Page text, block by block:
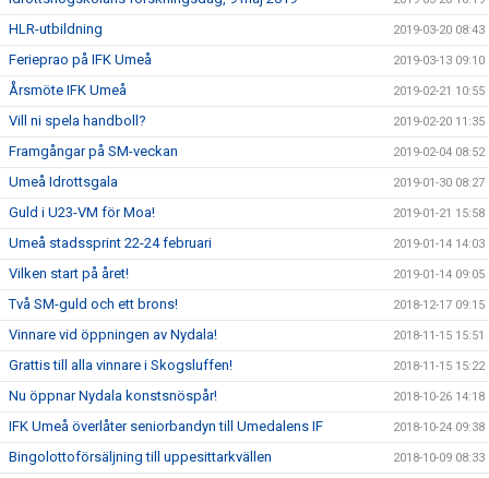
HLR-utbildning 2019-03-20 08:43
Ferieprao på IFK Umeå 2019-03-13 09:10
Årsmöte IFK Umeå 2019-02-21 10:55
Vill ni spela handboll? 2019-02-20 11:35
Framgångar på SM-veckan 2019-02-04 08:52
Umeå Idrottsgala 2019-01-30 08:27
Guld i U23-VM för Moa! 2019-01-21 15:58
Umeå stadssprint 22-24 februari 2019-01-14 14:03
Vilken start på året! 2019-01-14 09:05
Två SM-guld och ett brons! 2018-12-17 09:15
Vinnare vid öppningen av Nydala! 2018-11-15 15:51
Grattis till alla vinnare i Skogsluffen! 2018-11-15 15:22
Nu öppnar Nydala konstsnöspår! 2018-10-26 14:18
IFK Umeå överlåter seniorbandyn till Umedalens IF 2018-10-24 09:38
Bingolottoförsäljning till uppesittarkvällen 2018-10-09 08:33